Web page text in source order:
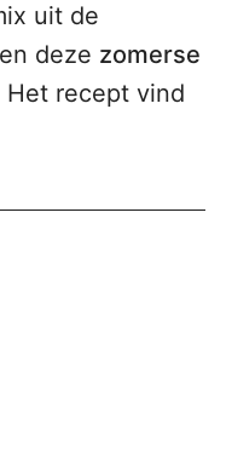
uit de
deze zomerse
recept vind